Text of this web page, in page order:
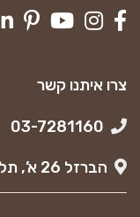
צרו איתנו קשר
הברזל 26 א’, תל אביב